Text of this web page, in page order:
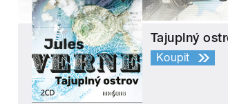
Tajuplný
Koupit